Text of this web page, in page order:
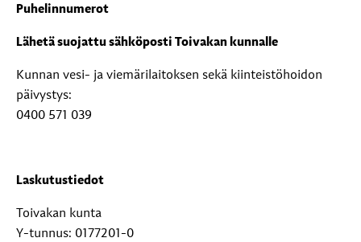
Puhelinnumerot
Lähetä suojattu sähköposti Toivakan kunnalle
Kunnan vesi- ja viemärilaitoksen sekä kiinteistöhoidon
päivystys:
0400 571 039
Laskutustiedot
Toivakan kunta
Y-tunnus: 0177201-0